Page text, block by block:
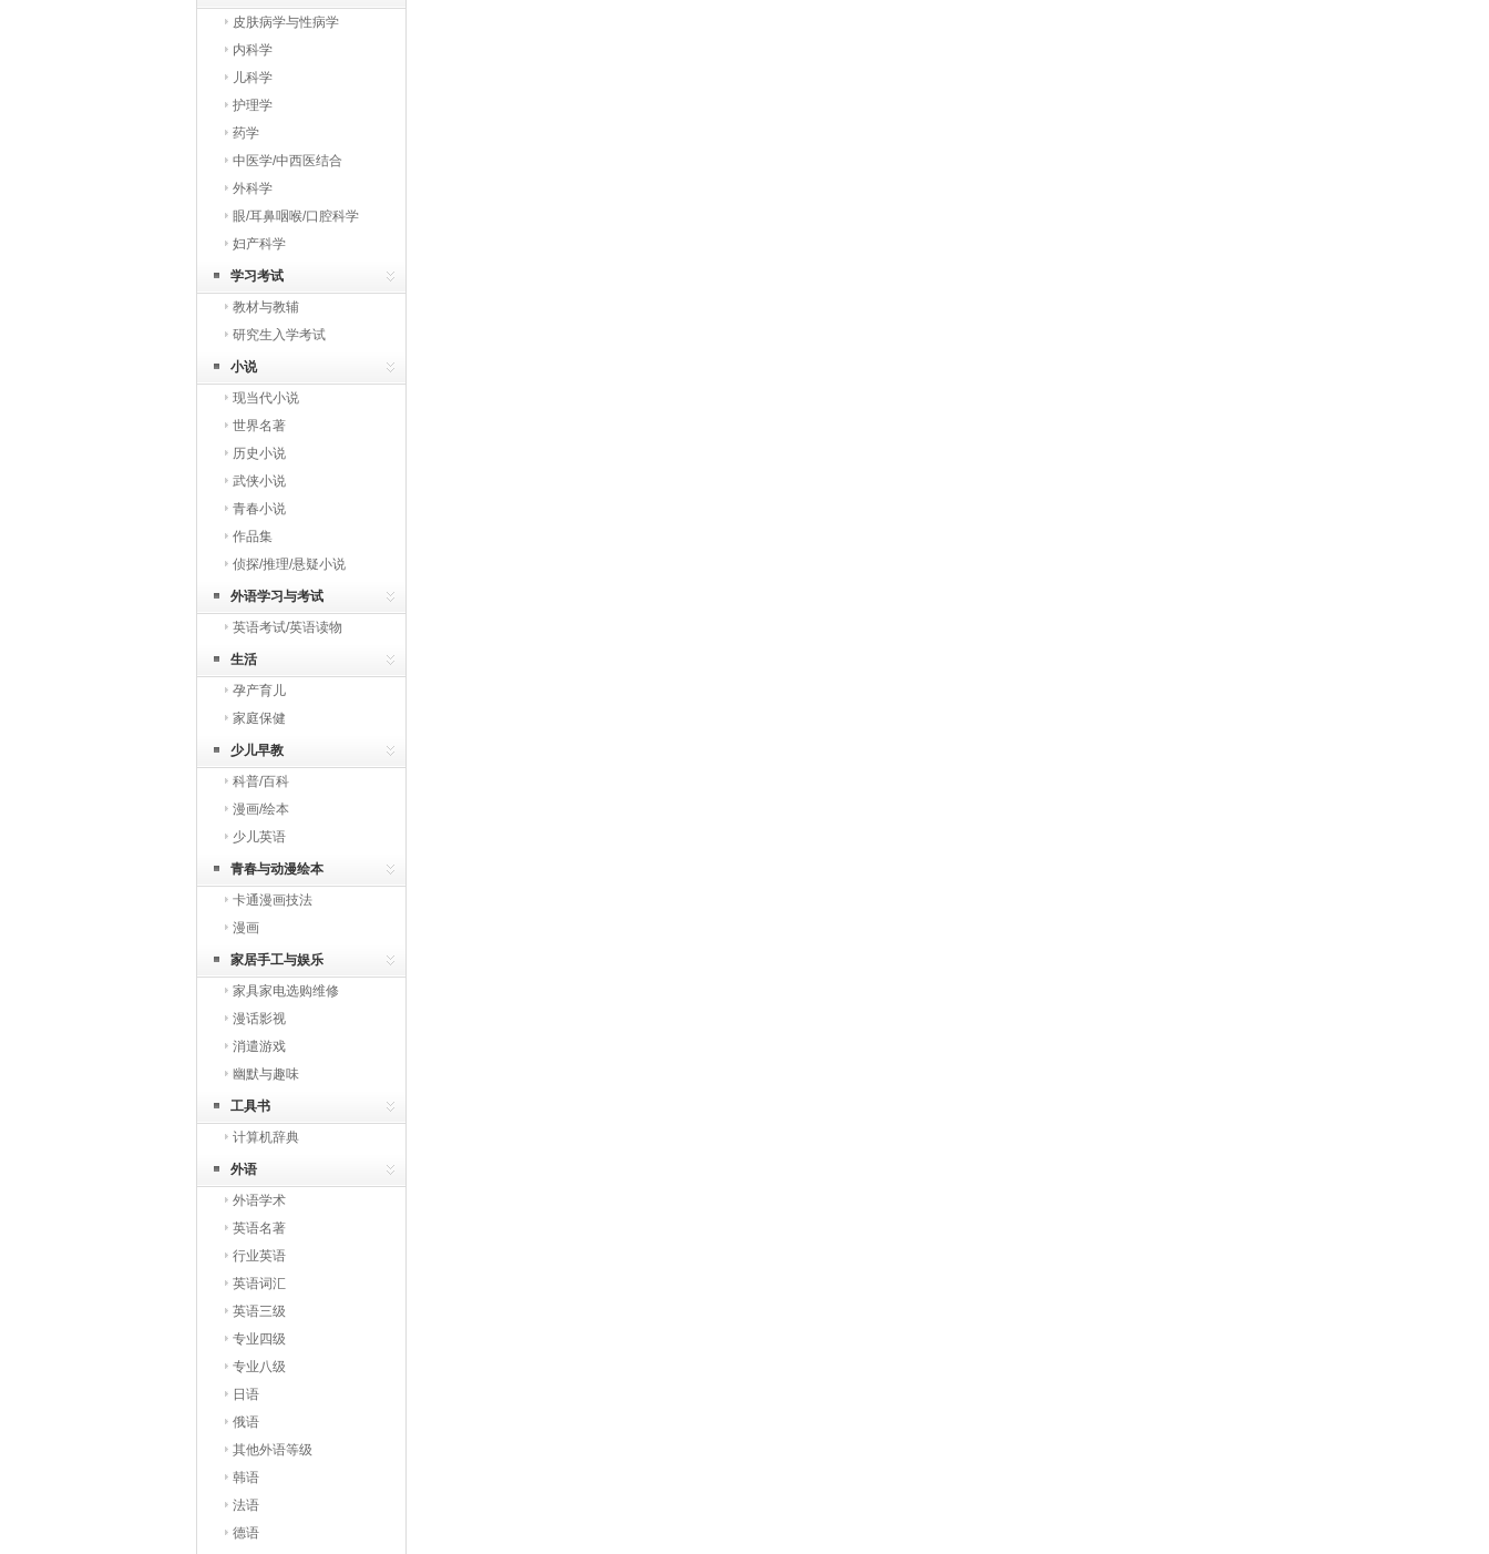
皮肤病学与性病学
内科学
儿科学
护理学
药学
中医学/中西医结合
外科学
眼/耳鼻咽喉/口腔科学
妇产科学
学习考试
教材与教辅
研究生入学考试
小说
现当代小说
世界名著
历史小说
武侠小说
青春小说
作品集
侦探/推理/悬疑小说
外语学习与考试
英语考试/英语读物
生活
孕产育儿
家庭保健
少儿早教
科普/百科
漫画/绘本
少儿英语
青春与动漫绘本
卡通漫画技法
漫画
家居手工与娱乐
家具家电选购维修
漫话影视
消遣游戏
幽默与趣味
工具书
计算机辞典
外语
外语学术
英语名著
行业英语
英语词汇
英语三级
专业四级
专业八级
日语
俄语
其他外语等级
韩语
法语
德语